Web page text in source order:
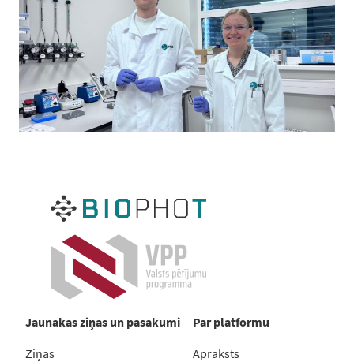
Jaunākās ziņas un pasākumi
Ziņas
Par platformu
Apraksts